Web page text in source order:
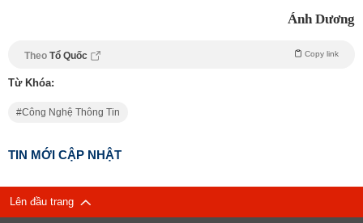
Ánh Dương
Theo Tổ Quốc Copy link
Từ Khóa:
Công Nghệ Thông Tin
TIN MỚI CẬP NHẬT
Lên đầu trang